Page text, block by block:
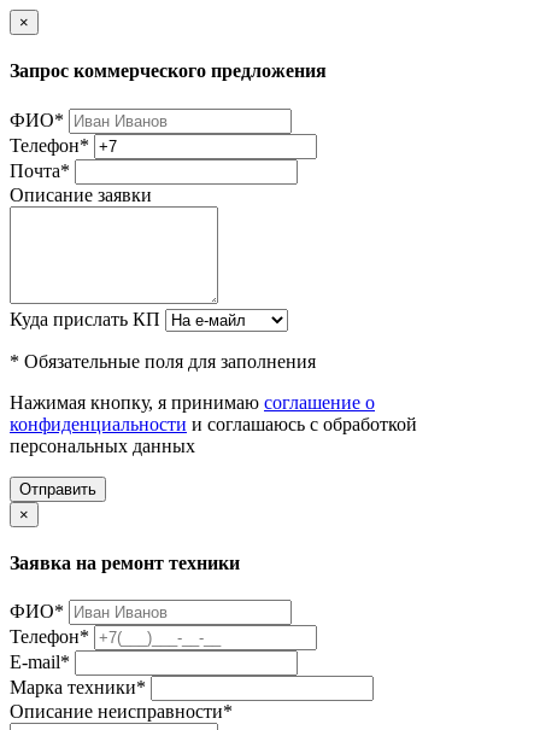
×
Запрос коммерческого предложения
ФИО*
Телефон*
Почта*
Описание заявки
Куда прислать КП
* Обязательные поля для заполнения
Нажимая кнопку, я принимаю соглашение о
конфиденциальности и соглашаюсь с обработкой
персональных данных
Отправить
×
Заявка на ремонт техники
ФИО*
Телефон*
E-mail*
Марка техники*
Описание неисправности*